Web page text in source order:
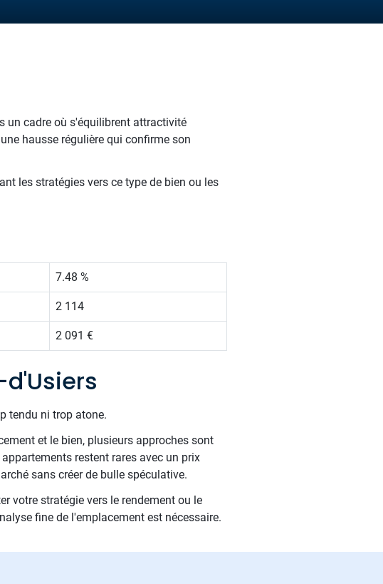
un cadre où s'équilibrent attractivité
hausse régulière qui confirme son
les stratégies vers ce type de bien ou les
7.48 %
2 114
2 091 €
tendu ni trop atone.
et le bien, plusieurs approches sont
restent rares avec un prix
sans créer de bulle spéculative.
votre stratégie vers le rendement ou le
fine de l'emplacement est nécessaire.